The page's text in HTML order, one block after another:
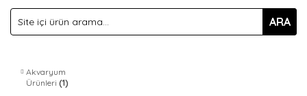
ARA
Akvaryum
Ürünleri (1)